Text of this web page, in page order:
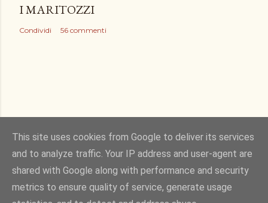
I MARITOZZI
Condividi 56 commenti
Powered by Blogger
Immagini dei temi diGintare Marcel
This site uses cookies from Google to deliver its services
and to analyze traffic. Your IP address and user-agent are
shared with Google along with performance and security
metrics to ensure quality of service, generate usage